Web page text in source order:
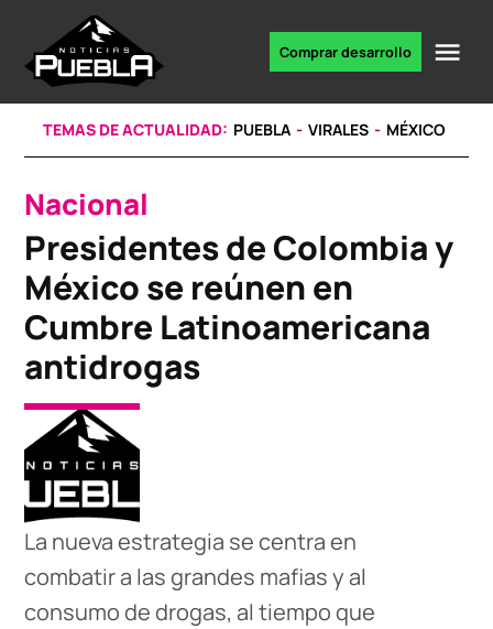
content
noticias
Comprar desarrollo
TEMAS DE ACTUALIDAD: PUEBLA VIRALES MÉXICO
POSTED
IN
Nacional
Presidentes de Colombia y
México se reúnen en
Cumbre Latinoamericana
antidrogas
La nueva estrategia se centra en
combatir a las grandes mafias y al
consumo de drogas, al tiempo que